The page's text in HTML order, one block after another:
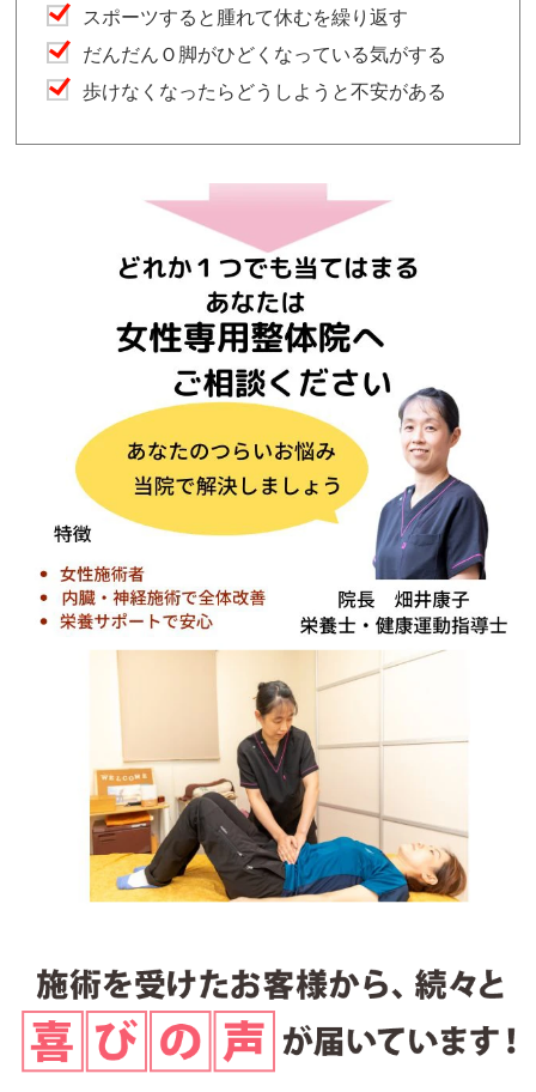
スポーツすると腫れて休むを繰り返す
だんだんＯ脚がひどくなっている気がする
歩けなくなったらどうしようと不安がある